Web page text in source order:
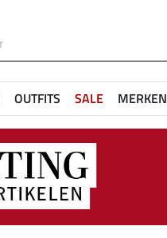
OUTFITS SALE MERKEN